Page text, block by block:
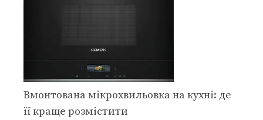
Вмонтована мікрохвильовка на кухні: де
її краще розмістити